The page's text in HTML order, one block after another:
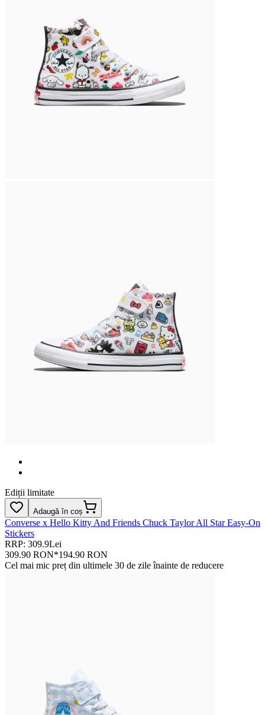
Ediții limitate
Adaugă în coș
Converse x Hello Kitty And Friends Chuck Taylor All Star Easy-On
Stickers
RRP: 309.9Lei
309.90 RON*194.90 RON
Cel mai mic preț din ultimele 30 de zile înainte de reducere